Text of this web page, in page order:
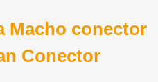
Macho conector
Conector